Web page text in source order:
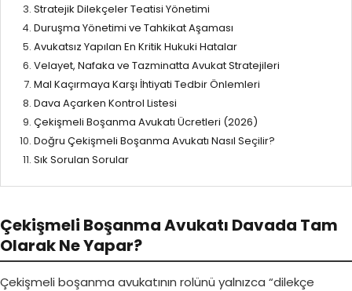
Stratejik Dilekçeler Teatisi Yönetimi
Duruşma Yönetimi ve Tahkikat Aşaması
Avukatsız Yapılan En Kritik Hukuki Hatalar
Velayet, Nafaka ve Tazminatta Avukat Stratejileri
Mal Kaçırmaya Karşı İhtiyati Tedbir Önlemleri
Dava Açarken Kontrol Listesi
Çekişmeli Boşanma Avukatı Ücretleri (2026)
Doğru Çekişmeli Boşanma Avukatı Nasıl Seçilir?
Sık Sorulan Sorular
Çekişmeli Boşanma Avukatı Davada Tam
Olarak Ne Yapar?
Çekişmeli boşanma avukatının rolünü yalnızca “dilekçe